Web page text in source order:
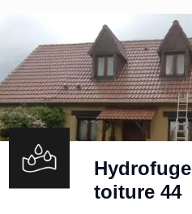
Hydrofuge
toiture 44